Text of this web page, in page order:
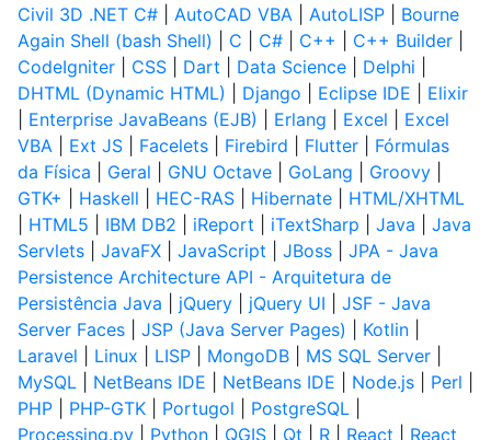
Civil 3D .NET C#
AutoCAD VBA AutoLISP
Bourne
Again Shell (bash Shell)
C C# C++ C++ Builder
CodeIgniter
CSS Dart Data Science Delphi
DHTML (Dynamic HTML)
Django Eclipse IDE
Elixir
Enterprise JavaBeans (EJB) Erlang Excel
Excel
VBA
Ext JS Facelets Firebird Flutter
Fórmulas
da Física
Geral GNU Octave GoLang Groovy
GTK+
Haskell HEC-RAS Hibernate
HTML/XHTML
HTML5 IBM DB2 iReport iTextSharp Java
Java
Servlets
JavaFX JavaScript JBoss
JPA - Java
Persistence Architecture API - Arquitetura de
Persistência Java
jQuery jQuery UI
JSF - Java
Server Faces
JSP (Java Server Pages) Kotlin
Laravel
Linux LISP MongoDB MS SQL Server
MySQL
NetBeans IDE NetBeans IDE Node.js Perl
PHP
PHP-GTK Portugol PostgreSQL
Processing.py
Python QGIS Qt R React React